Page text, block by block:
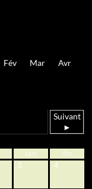
Fév Mar Avr
Suivant
►
sam dim
3 4